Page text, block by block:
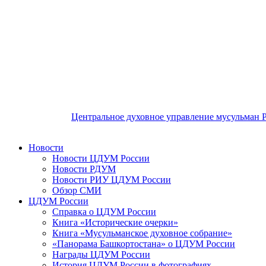
Центральное духовное управление мусульман
Новости
Новости ЦДУМ России
Новости РДУМ
Новости РИУ ЦДУМ России
Обзор СМИ
ЦДУМ России
Справка о ЦДУМ России
Книга «Исторические очерки»
Книга «Мусульманское духовное собрание»
«Панорама Башкортостана» о ЦДУМ России
Награды ЦДУМ России